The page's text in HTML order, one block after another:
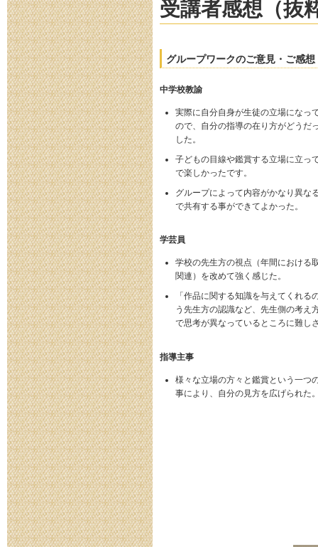
受講者感想（抜
グループワークのご意見・ご感想
中学校教諭
実際に自分自身が生徒の立場になっ
ので、自分の指導の在り方がどうだ
した。
子どもの目線や鑑賞する立場に立っ
で楽しかったです。
グループによって内容がかなり異な
で共有する事ができてよかった。
学芸員
学校の先生方の視点（年間における
関連）を改めて強く感じた。
「作品に関する知識を与えてくれる
う先生方の認識など、先生側の考え
で思考が異なっているところに難し
指導主事
様々な立場の方々と鑑賞という一つ
事により、自分の見方を広げられた